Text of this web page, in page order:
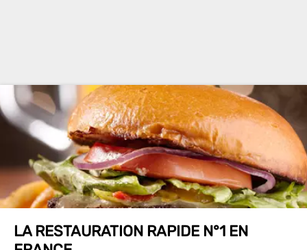
LA RESTAURATION RAPIDE N°1 EN